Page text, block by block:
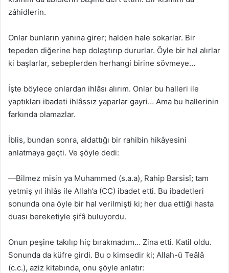
zâhidlerin.
Onlar bunların yanına girer; halden hale sokarlar. Bir
tepeden diğerine hep dolaştırıp dururlar. Öyle bir hal alırlar
ki başlarlar, sebeplerden herhangi birine sövmeye…
İşte böylece onlardan ihlâsı alırım. Onlar bu halleri ile
yaptıkları ibadeti ihlâssız yaparlar gayri… Ama bu hallerinin
farkında olamazlar.
İblis, bundan sonra, aldattığı bir rahibin hikâyesini
anlatmaya geçti. Ve şöyle dedi:
—Bilmez misin ya Muhammed (s.a.a), Rahip Barsisî; tam
yetmiş yıl ihlâs ile Allah’a (CC) ibadet etti. Bu ibadetleri
sonunda ona öyle bir hal verilmişti ki; her dua ettiği hasta
duası bereketiyle şifâ buluyordu.
Onun peşine takılıp hiç bırakmadım… Zina etti. Katil oldu.
Sonunda da küfre girdi. Bu o kimsedir ki; Allah-ü Teâlâ
(c.c.), aziz kitabında, onu şöyle anlatır: